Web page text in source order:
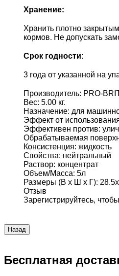
Хранение:
Хранить плотно
кормов. Не допускать
Срок годности:
3 года от указанной на
Производитель: PRO-
Вес: 5.00 кг.
Назначение: для
Эффект от
Эффективен против:
Обрабатываемая
Консистенция: жидкость
Свойства: нейтральный
Раствор: концентрат
Объем/Масса: 5л
Размеры (В х Ш х Г):
Отзыв
Зарегистрируйтесь,
Бесплатная